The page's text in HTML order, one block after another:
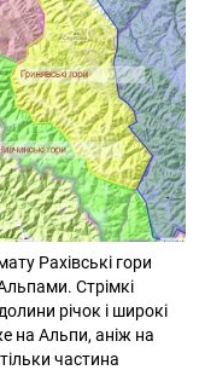
Рахівські гори
Стрімкі
річок і широкі
на Альпи, аніж на
частина